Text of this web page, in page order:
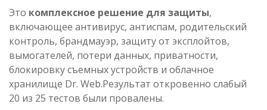
Это комплексное решение для защиты,
включающее антивирус, антиспам, родительский
контроль, брандмауэр, защиту от эксплойтов,
вымогателей, потери данных, приватности,
блокировку съемных устройств и облачное
хранилище Dr. Web.Результат откровенно слабый
20 из 25 тестов были провалены.